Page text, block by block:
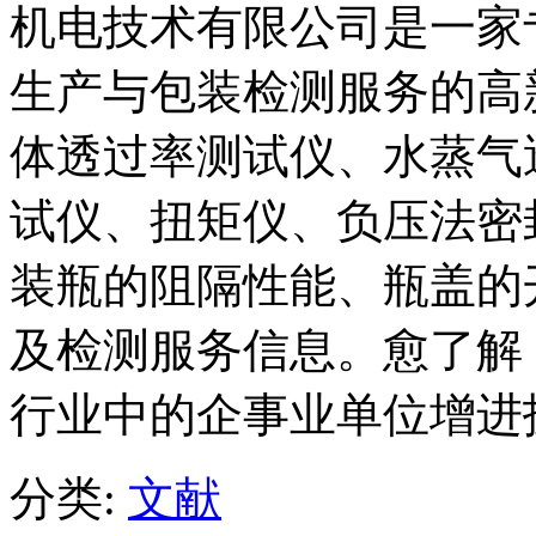
机电技术有限公司是一
生产与包装检测服务的
体透过率测试仪、水蒸
试仪、扭矩仪、负压法
装瓶的阻隔性能、瓶盖
及检测服务信息。愈了
行业中的企事业单位增
分类: 文献